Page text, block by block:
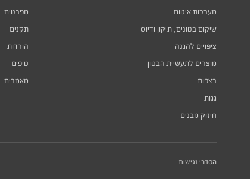
מערכות איטום
שיקום בטונים, תיקון ודיוס
ציפויים להגנה
מוצרים לתעשיית הבטון
רצפות
גגות
חיזוק מבנים
מפרטים
תקנים
הורדות
טיפים
מאמרים
הסדרי נגישות